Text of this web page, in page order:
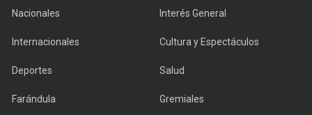
Nacionales Interés General
Internacionales Cultura y Espectáculos
Deportes Salud
Farándula Gremiales